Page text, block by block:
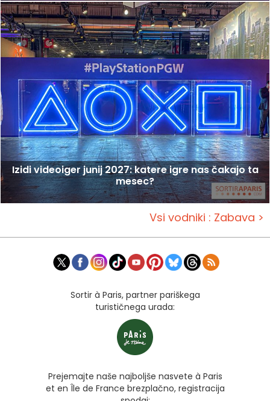
Izidi videoiger junij 2027: katere igre nas čakajo ta
mesec?
Vsi vodniki : Zabava >
Sortir à Paris, partner pariškega
turističnega urada:
Prejemajte naše najboljše nasvete à Paris
et en Île de France brezplačno, registracija